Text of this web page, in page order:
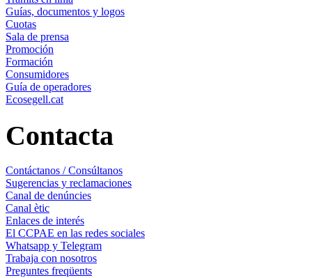
Guías, documentos y logos
Cuotas
Sala de prensa
Promoción
Formación
Consumidores
Guía de operadores
Ecosegell.cat
Contacta
Contáctanos / Consúltanos
Sugerencias y reclamaciones
Canal de denúncies
Canal ètic
Enlaces de interés
El CCPAE en las redes sociales
Whatsapp y Telegram
Trabaja con nosotros
Preguntes freqüents